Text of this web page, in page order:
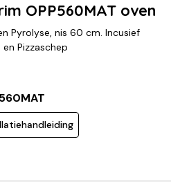
OPP560MAT oven
Pyrolyse, nis 60 cm. Incusief
Pizzaschep